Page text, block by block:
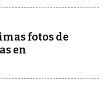
fotos de
en